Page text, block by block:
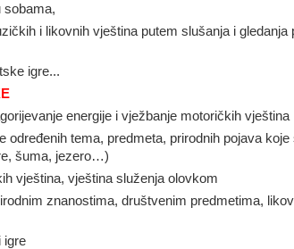
i likovnih vještina putem slušanja i gledanja
igre...
energije i vježbanje motoričkih vještina
tema, predmeta, prirodnih pojava koje
šuma, jezero…)
vještina služenja olovkom
znanostima, društvenim predmetima,